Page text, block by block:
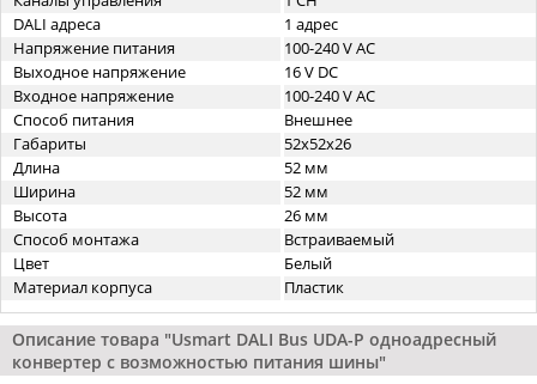
DALI адреса
1 адрес
Напряжение питания
100-240 V AC
Выходное напряжение
16 V DC
Входное напряжение
100-240 V AC
Способ питания
Внешнее
Габариты
52x52x26
Длина
52 мм
Ширина
52 мм
Высота
26 мм
Способ монтажа
Встраиваемый
Цвет
Белый
Материал корпуса
Пластик
Описание товара "Usmart DALI Bus UDA-P одноадресный
конвертер с возможностью питания шины"